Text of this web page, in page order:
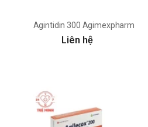
Agintidin 300 Agimexpharm
Liên hệ